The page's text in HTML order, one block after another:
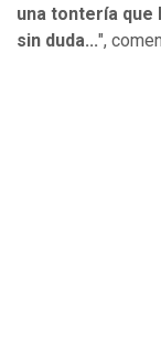
una tontería que
sin duda...",